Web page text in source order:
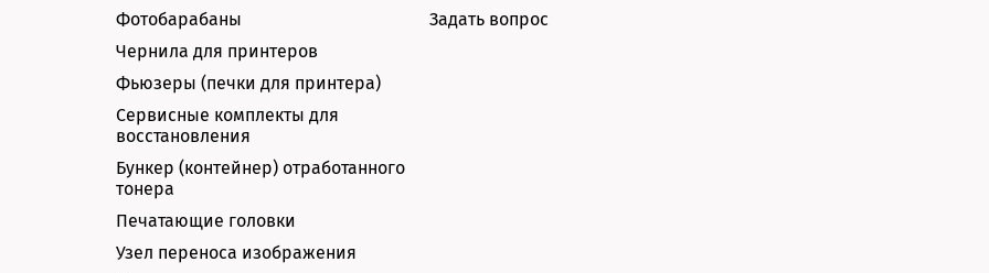
Фотобарабаны
Чернила для принтеров
Фьюзеры (печки для принтера)
Сервисные комплекты для
восстановления
Бункер (контейнер) отработанного
тонера
Печатающие головки
Узел переноса изображения
Задать вопрос